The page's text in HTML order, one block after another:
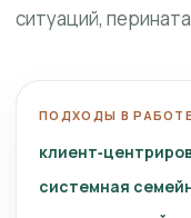
ситуаций,
ПОДХОДЫ В РАБОТЕ
системная